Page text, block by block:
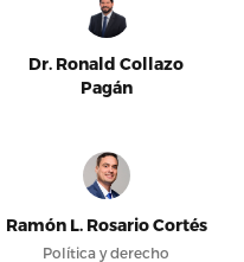
Dr. Ronald Collazo
Pagán
Ramón L. Rosario Cortés
Política y derecho